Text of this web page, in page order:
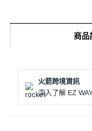
商品
火箭跨境資訊
深入了解 EZ